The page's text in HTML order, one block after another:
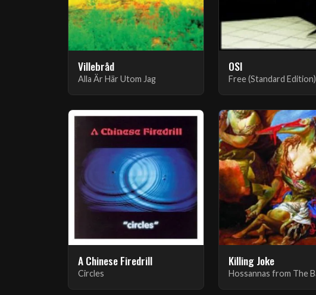
Villebråd
Alla Är Här Utom Jag
OSI
Free (Standard Edition)
A Chinese Firedrill
Circles
Killing Joke